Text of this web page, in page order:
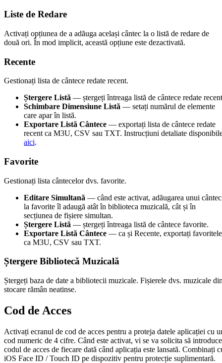
Liste de Redare
Activați opțiunea de a adăuga același cântec la o listă de redare de
două ori. În mod implicit, această opțiune este dezactivată.
Recente
Gestionați lista de cântece redate recent.
Ștergere Listă — ștergeți întreaga listă de cântece redate
Schimbare Dimensiune Listă — setați numărul de elemente
care apar în listă.
Exportare Listă Cântece — exportați lista de cântece redate
recent ca M3U, CSV sau TXT. Instrucțiuni detaliate
aici.
Favorite
Gestionați lista cântecelor dvs. favorite.
Editare Simultană — când este activat, adăugarea unui cântec
la favorite îl adaugă atât în biblioteca muzicală, cât și în
secțiunea de fișiere simultan.
Ștergere Listă — ștergeți întreaga listă de cântece favorite.
Exportare Listă Cântece — ca și Recente, exportați favoritele
ca M3U, CSV sau TXT.
Ștergere Bibliotecă Muzicală
Ștergeți baza de date a bibliotecii muzicale. Fișierele dvs. muzicale
stocare rămân neatinse.
Cod de Acces
Activați ecranul de cod de acces pentru a proteja datele aplicației cu
cod numeric de 4 cifre. Când este activat, vi se va solicita să
codul de acces de fiecare dată când aplicația este lansată. Combinați
iOS Face ID / Touch ID pe dispozitiv pentru protecție suplimentară.